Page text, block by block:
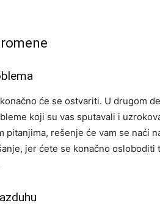
će se ostvariti. U drugom
koji su vas sputavali i
pitanjima, rešenje će vam se naći
jer ćete se konačno